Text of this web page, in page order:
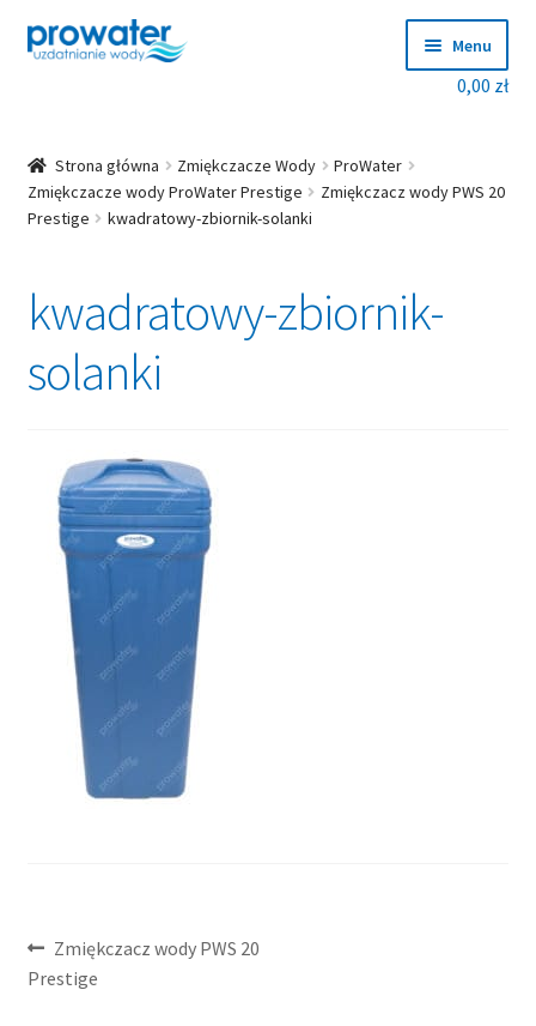
Przejdź
do
Przejdź
do
Menu
Rozwiń
Producenci
menu
Dobierz zmiękczacz!
Blog
0,00 zł
Strona główna Zmiękczacze Wody
ProWater
Zmiękczacze wody ProWater Prestige
Zmiękczacz wody PWS 20
Prestige
kwadratowy-zbiornik-solanki
kwadratowy-zbiornik-
solanki
Nawigacja
wpisu
Poprzedni
wpis:
Zmiękczacz wody PWS 20
Prestige